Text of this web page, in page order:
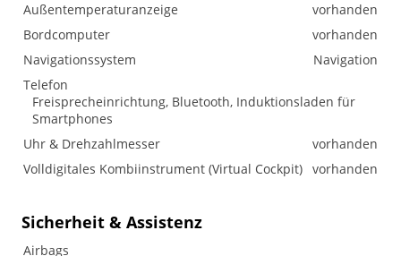
Außentemperaturanzeige
vorhanden
Bordcomputer
vorhanden
Navigationssystem
Navigation
Telefon
Freisprecheinrichtung, Bluetooth, Induktionsladen für
Smartphones
Uhr & Drehzahlmesser
vorhanden
Volldigitales Kombiinstrument (Virtual Cockpit) vorhanden
Sicherheit & Assistenz
Airbags